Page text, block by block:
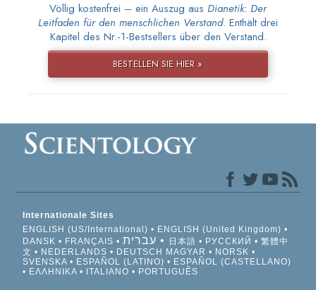
Völlig kostenfrei – ein Auszug aus Dianetik: Der
Leitfaden für den menschlichen Verstand. Enthält drei
Kapitel des Nr.-1-Bestsellers über den Verstand.
BESTELLEN SIE HIER »
Internationale Sites
ENGLISH (US/International)
ENGLISH (United Kingdom)
DANSK
FRANÇAIS עברית 日本語 РУССКИЙ
繁體中
文
NEDERLANDS DEUTSCH MAGYAR
NORSK
SVENSKA
ESPAÑOL (LATINO)
ESPAÑOL (CASTELLANO)
ΕΛΛΗΝΙΚA
ITALIANO PORTUGUÊS